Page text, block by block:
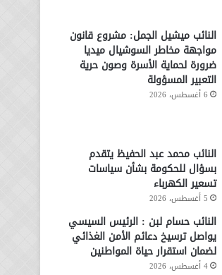
النائب ميشيل الجمل: مشروع قانون
مواجهة مخاطر السوشيال ميديا
ضرورة لحماية الأسرة وصون حرية
التعبير المسؤولة
6 أغسطس، 2026
النائب محمد عبد الحفيظ يتقدم
بسؤال للحكومة بشأن سياسات
تسعير الكهرباء
5 أغسطس، 2026
النائب حسام لبن : الرئيس السيسي
يواصل ترسيخ دعائم الأمن الغذائي
لضمان استقرار حياة المواطنين
4 أغسطس، 2026